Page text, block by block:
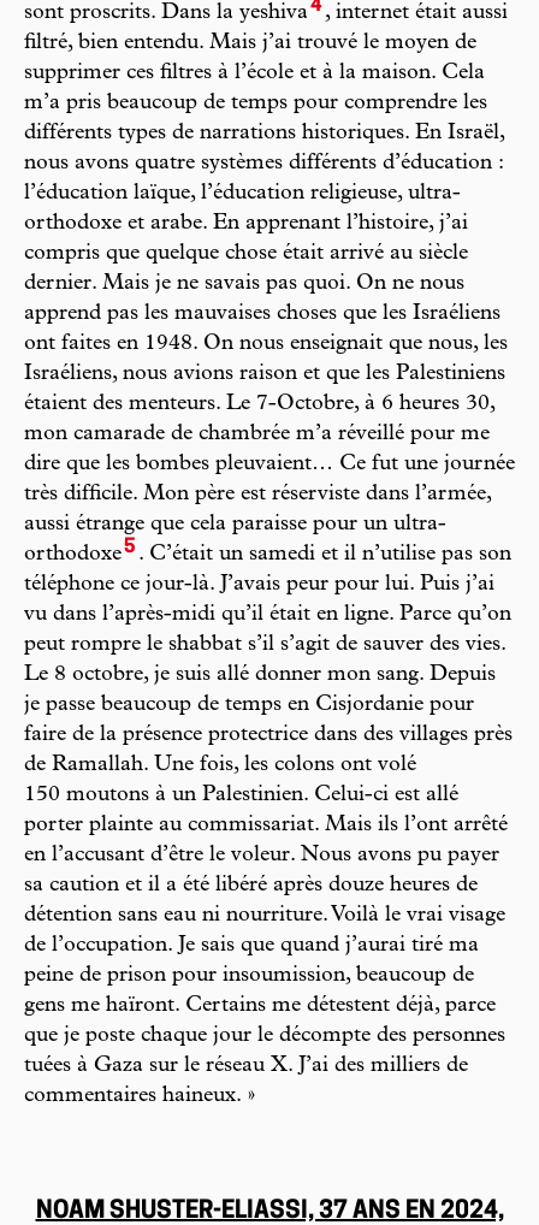
sont proscrits. Dans la yeshiva4, internet était aussi
filtré, bien entendu. Mais j’ai trouvé le moyen de
supprimer ces filtres à l’école et à la maison. Cela
m’a pris beaucoup de temps pour comprendre les
différents types de narrations historiques. En Israël,
nous avons quatre systèmes différents d’éducation :
l’éducation laïque, l’éducation religieuse, ultra-
orthodoxe et arabe. En apprenant l’histoire, j’ai
compris que quelque chose était arrivé au siècle
dernier. Mais je ne savais pas quoi. On ne nous
apprend pas les mauvaises choses que les Israéliens
ont faites en 1948. On nous enseignait que nous, les
Israéliens, nous avions raison et que les Palestiniens
étaient des menteurs. Le 7-Octobre, à 6 heures 30,
mon camarade de chambrée m’a réveillé pour me
dire que les bombes pleuvaient… Ce fut une journée
très difficile. Mon père est réserviste dans l’armée,
aussi étrange que cela paraisse pour un ultra-
orthodoxe5 . C’était un samedi et il n’utilise pas son
téléphone ce jour-là. J’avais peur pour lui. Puis j’ai
vu dans l’après-midi qu’il était en ligne. Parce qu’on
peut rompre le shabbat s’il s’agit de sauver des vies.
Le 8 octobre, je suis allé donner mon sang. Depuis
je passe beaucoup de temps en Cisjordanie pour
faire de la présence protectrice dans des villages près
de Ramallah. Une fois, les colons ont volé
150 moutons à un Palestinien. Celui-ci est allé
porter plainte au commissariat. Mais ils l’ont arrêté
en l’accusant d’être le voleur. Nous avons pu payer
sa caution et il a été libéré après douze heures de
détention sans eau ni nourriture. Voilà le vrai visage
de l’occupation. Je sais que quand j’aurai tiré ma
peine de prison pour insoumission, beaucoup de
gens me haïront. Certains me détestent déjà, parce
que je poste chaque jour le décompte des personnes
tuées à Gaza sur le réseau X. J’ai des milliers de
commentaires haineux. »
NOAM SHUSTER-ELIASSI, 37 ANS EN 2024,